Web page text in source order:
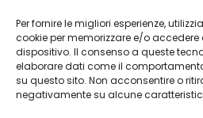
Per fornire le migliori esperienze,
cookie per memorizzare e/o
dispositivo. Il consenso a queste
elaborare dati come il
su questo sito. Non acconsentire o
negativamente su alcune